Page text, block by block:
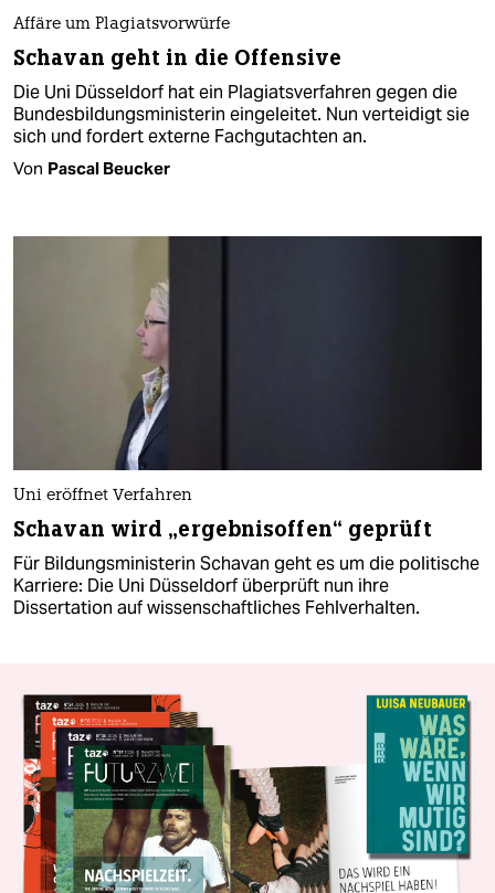
Affäre um Plagiatsvorwürfe
Schavan geht in die Offensive
Die Uni Düsseldorf hat ein Plagiatsverfahren gegen die
Bundesbildungsministerin eingeleitet. Nun verteidigt sie
sich und fordert externe Fachgutachten an.
Von Pascal Beucker
Uni eröffnet Verfahren
Schavan wird „ergebnisoffen“ geprüft
Für Bildungsministerin Schavan geht es um die politische
Karriere: Die Uni Düsseldorf überprüft nun ihre
Dissertation auf wissenschaftliches Fehlverhalten.